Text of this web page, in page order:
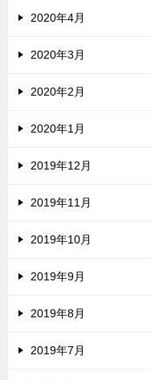
2020年4月
2020年3月
2020年2月
2020年1月
2019年12月
2019年11月
2019年10月
2019年9月
2019年8月
2019年7月